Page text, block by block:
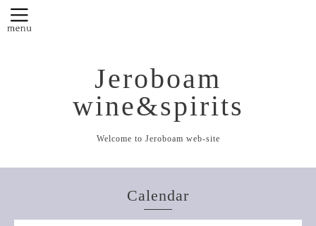
Jeroboam
wine&spirits
Welcome to Jeroboam web-site
Calendar